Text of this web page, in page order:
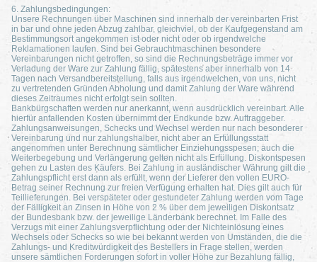
6. Zahlungsbedingungen:
Unsere Rechnungen über Maschinen sind innerhalb der vereinbarten Frist
in bar und ohne jeden Abzug zahlbar, gleichviel, ob der Kaufgegenstand am
Bestimmungsort angekommen ist oder nicht oder ob irgendwelche
Reklamationen laufen. Sind bei Gebrauchtmaschinen besondere
Vereinbarungen nicht getroffen, so sind die Rechnungsbeträge immer vor
Verladung der Ware zur Zahlung fällig, spätestens aber innerhalb von 14
Tagen nach Versandbereitstellung, falls aus irgendwelchen, von uns, nicht
zu vertretenden Gründen Abholung und damit Zahlung der Ware während
dieses Zeitraumes nicht erfolgt sein sollten.
Bankbürgschaften werden nur anerkannt, wenn ausdrücklich vereinbart. Alle
hierfür anfallenden Kosten übernimmt der Endkunde bzw. Auftraggeber.
Zahlungsanweisungen, Schecks und Wechsel werden nur nach besonderer
Vereinbarung und nur zahlungshalber, nicht aber an Erfüllungsstatt
angenommen unter Berechnung sämtlicher Einziehungsspesen; auch die
Weiterbegebung und Verlängerung gelten nicht als Erfüllung. Diskontspesen
gehen zu Lasten des Käufers. Bei Zahlung in ausländischer Währung gilt die
Zahlungspflicht erst dann als erfüllt, wenn der Lieferer den vollen EURO-
Betrag seiner Rechnung zur freien Verfügung erhalten hat. Dies gilt auch für
Teillieferungen. Bei verspäteter oder gestundeter Zahlung werden vom Tage
der Fälligkeit an Zinsen in Höhe von 2 % über dem jeweiligen Diskontsatz
der Bundesbank bzw. der jeweilige Länderbank berechnet. Im Falle des
Verzugs mit einer Zahlungsverpflichtung oder der Nichteinlösung eines
Wechsels oder Schecks so wie bei bekannt werden von Umständen, die die
Zahlungs- und Kreditwürdigkeit des Bestellers in Frage stellen, werden
unsere sämtlichen Forderungen sofort in voller Höhe zur Bezahlung fällig,